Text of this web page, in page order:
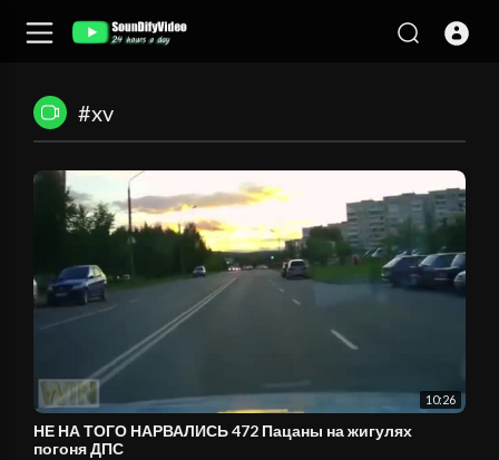
#xv
10:26
НЕ НА ТОГО НАРВАЛИСЬ 472 Пацаны на жигулях
погоня ДПС